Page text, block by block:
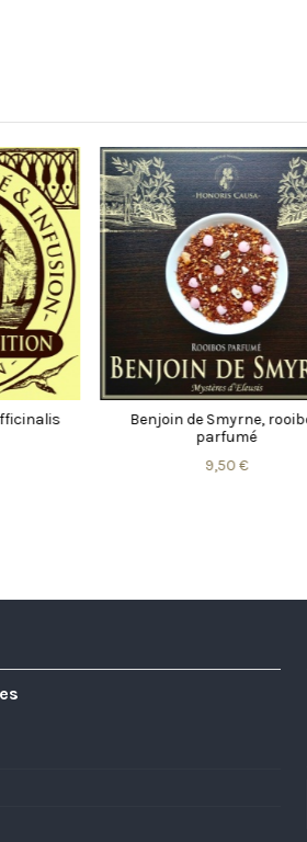
Benjoin de Smyrne, rooibos
parfumé